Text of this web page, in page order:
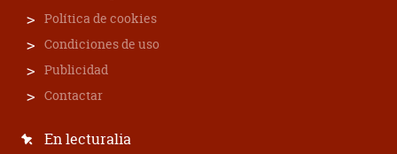
Política de cookies
Condiciones de uso
Publicidad
Contactar
En lecturalia